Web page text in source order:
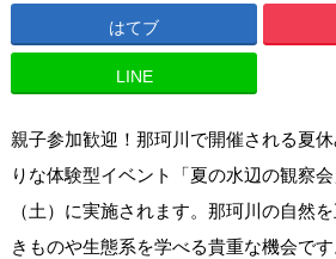
はてブ
LINE
親子参加歓迎！那珂川で開催される夏
りな体験型イベント「夏の水辺の観察
（土）に実施されます。那珂川の自然
きものや生態系を学べる貴重な機会です